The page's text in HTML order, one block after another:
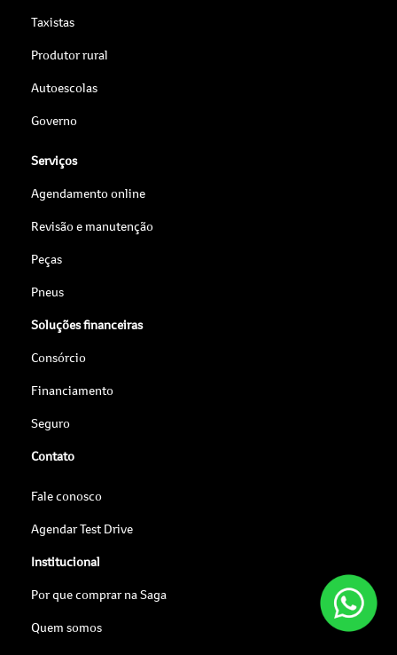
Taxistas
Produtor rural
Autoescolas
Governo
Serviços
Agendamento online
Revisão e manutenção
Peças
Pneus
Soluções financeiras
Consórcio
Financiamento
Seguro
Contato
Fale conosco
Agendar Test Drive
Institucional
Por que comprar na Saga
Quem somos